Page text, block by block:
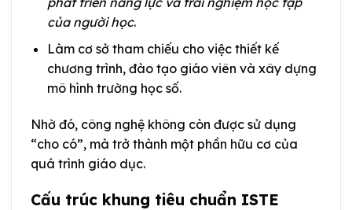
của người học.
Làm cơ sở tham chiếu cho việc thiết kế
chương trình, đào tạo giáo viên và xây dựng
mô hình trường học số.
Nhờ đó, công nghệ không còn được sử dụng
“cho có”, mà trở thành một phần hữu cơ của
quá trình giáo dục.
Cấu trúc khung tiêu chuẩn ISTE